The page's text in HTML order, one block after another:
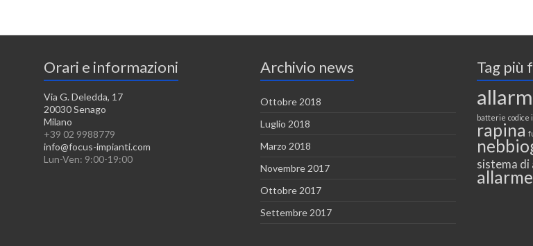
Orari e informazioni
Via G. Deledda, 17
20030 Senago
Milano
+39 02 9988779
info@focus-impianti.com
Lun-Ven: 9:00-19:00
Archivio news
Ottobre 2018
Luglio 2018
Marzo 2018
Novembre 2017
Ottobre 2017
Settembre 2017
Tag più
batterie codice
rapina
sistema di
allarme